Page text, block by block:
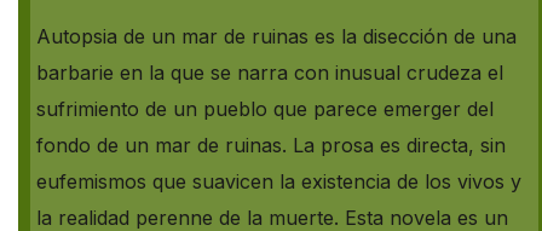
Autopsia de un mar de ruinas es la disección de una
barbarie en la que se narra con inusual crudeza el
sufrimiento de un pueblo que parece emerger del
fondo de un mar de ruinas. La prosa es directa, sin
eufemismos que suavicen la existencia de los vivos y
la realidad perenne de la muerte. Esta novela es un